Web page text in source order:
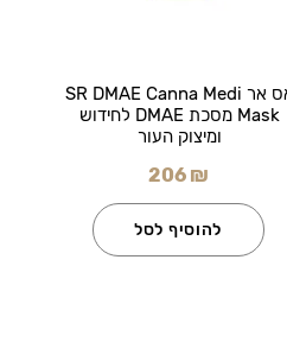
אס אר SR DMAE Canna Medi
Mask מסכת DMAE לחידוש
ומיצוק העור
206 ₪
להוסיף לסל